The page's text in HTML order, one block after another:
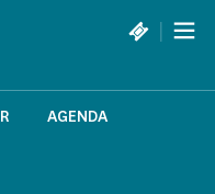
|
AGENDA